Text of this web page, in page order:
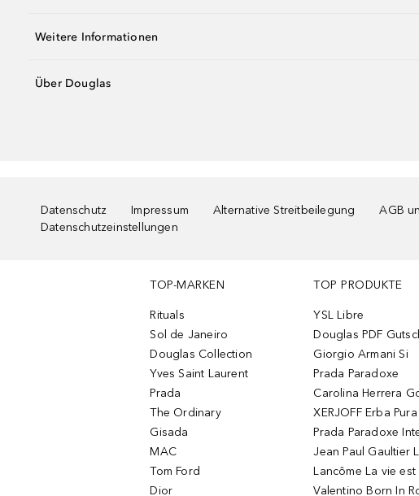
Weitere Informationen
Über Douglas
Datenschutz Impressum Alternative Streitbeilegung
AGB
Datenschutzeinstellungen
TOP-MARKEN
Rituals
Sol de Janeiro
Douglas Collection
Yves Saint Laurent
Prada
The Ordinary
Gisada
MAC
Tom Ford
Dior
TOP PRODUKTE
YSL Libre
Douglas PDF
Giorgio Armani Si
Prada Paradoxe
Carolina Herrera
XERJOFF Erba Pura
Prada Paradoxe
Jean Paul Gaultier
Lancôme La vie est
Valentino Born In